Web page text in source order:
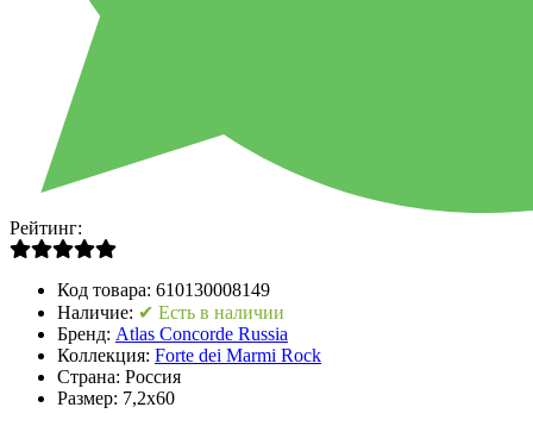
Рейтинг:
Код товара: 610130008149
Наличие: ✔ Есть в наличии
Бренд: Atlas Concorde Russia
Коллекция: Forte dei Marmi Rock
Страна: Россия
Размер: 7,2x60